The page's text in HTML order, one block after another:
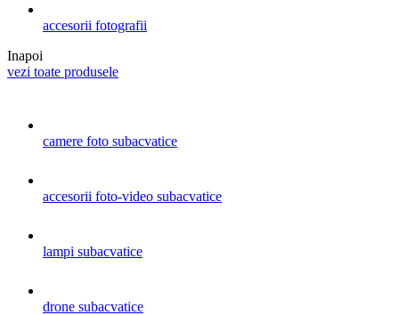
accesorii fotografii
Inapoi
vezi toate produsele
camere foto subacvatice
accesorii foto-video subacvatice
lampi subacvatice
drone subacvatice